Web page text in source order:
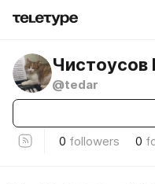
Чистоусов
@tedar
0 followers 0